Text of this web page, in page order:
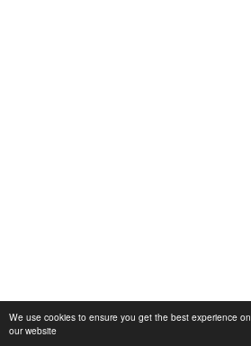
We use cookies to ensure you get the best experience on
our website